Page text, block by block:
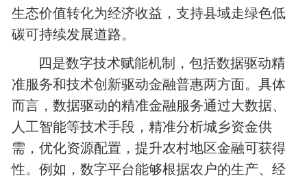
生态价值转化为经济收益，支持县域走绿色低
碳可持续发展道路。
四是数字技术赋能机制，包括数据驱动精
准服务和技术创新驱动金融普惠两方面。具体
而言，数据驱动的精准金融服务通过大数据、
人工智能等技术手段，精准分析城乡资金供
需，优化资源配置，提升农村地区金融可获得
性。例如，数字平台能够根据农户的生产、经